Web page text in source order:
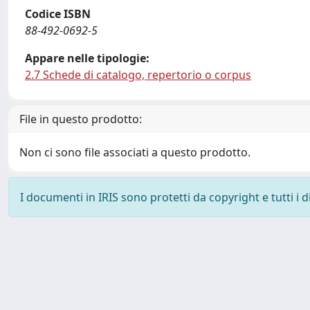
Codice ISBN
88-492-0692-5
Appare nelle tipologie:
2.7 Schede di catalogo, repertorio o corpus
File in questo prodotto:
Non ci sono file associati a questo prodotto.
I documenti in IRIS sono protetti da copyright e tutti i